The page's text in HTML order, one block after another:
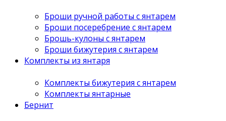
Броши ручной работы с янтарем
Броши посеребрение с янтарем
Брошь-кулоны с янтарем
Броши бижутерия с янтарем
Комплекты из янтаря
Комплекты бижутерия с янтарем
Комплекты янтарные
Бернит